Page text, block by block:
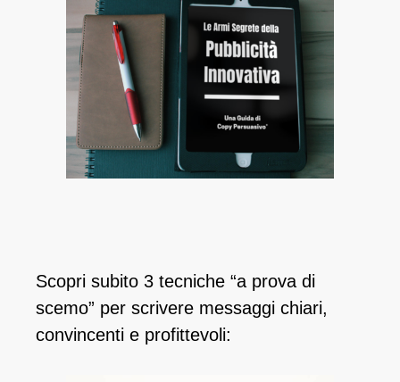
Scopri subito 3 tecniche “a prova di
scemo” per scrivere messaggi chiari,
convincenti e profittevoli: